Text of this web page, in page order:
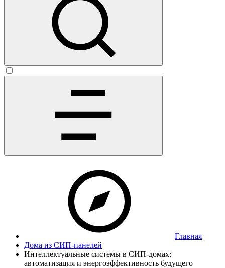
Главная
Дома из СИП-панелей
Интеллектуальные системы в СИП-домах:
автоматизация и энергоэффективность будущего